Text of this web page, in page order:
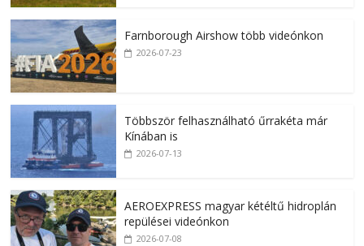
Farnborough Airshow több videónkon
2026-07-23
Többször felhasználható űrrakéta már
Kínában is
2026-07-13
AEROEXPRESS magyar kétéltű hidroplán
repülései videónkon
2026-07-08